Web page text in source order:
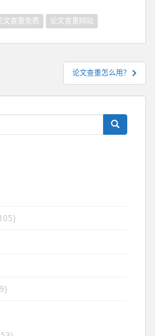
文查重免费 论文查重网站
论文查重怎么用？